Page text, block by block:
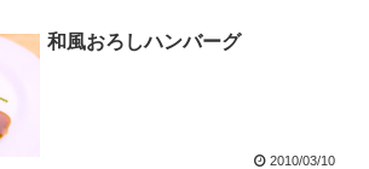
和風おろしハンバーグ
2010/03/10